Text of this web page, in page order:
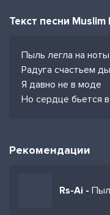
Текст песни
Пыль легла на ноты
Радуга счастьем
Я давно не в моде
Но сердце бьется
Рекомендации
Rs-Ai -